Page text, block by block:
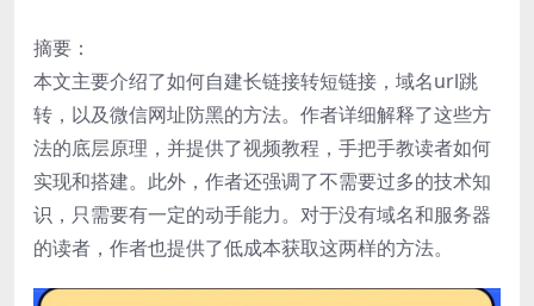
摘要：
本文主要介绍了如何自建长链接转短链接，域名url跳
转，以及微信网址防黑的方法。作者详细解释了这些方
法的底层原理，并提供了视频教程，手把手教读者如何
实现和搭建。此外，作者还强调了不需要过多的技术知
识，只需要有一定的动手能力。对于没有域名和服务器
的读者，作者也提供了低成本获取这两样的方法。